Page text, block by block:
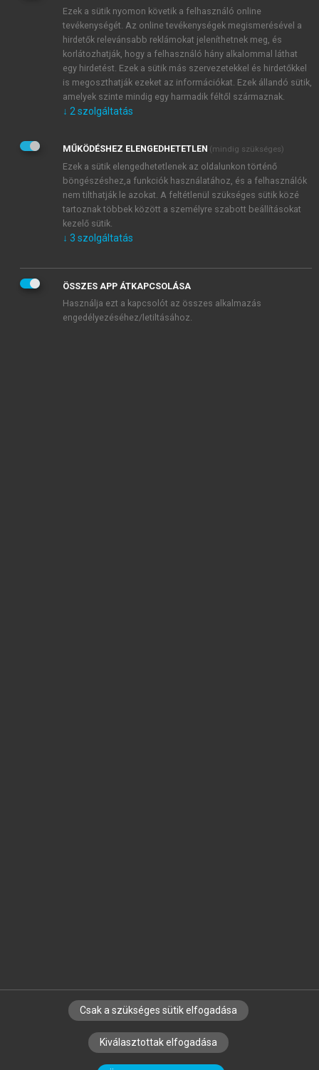
JELSZÓ ÚJRA
Kérek értesítést a MeRSZ újdonságairól, akcióiról.
Kérek értesítést az Akadémiai Kiadó Zrt. újdonságairól,
Adatkezelési tájékoztatóbanfoglaltakat tudomásul
veszem és elfogadom.
Általános vásárlási feltételeket, valamint a szotar.netés a
mersz.huoldalak licencszerződéseiben foglaltakat
tudomásul veszem és elfogadom.
KIPRÓBÁLOM
SZERZŐKNEK CÉGEKNEK KÖNYVTÁROSOKNAK
SZERKESZTÉSI ÉS LEKTORÁLÁSI ALAPELVEK
Ezek a sütik nyomon követik a felhasználó online
tevékenységét. Az online tevékenységek megismerésével a
hirdetők relevánsabb reklámokat jeleníthetnek meg, és
korlátozhatják, hogy a felhasználó hány alkalommal láthat
egy hirdetést. Ezek a sütik más szervezetekkel és hirdetőkkel
is megoszthatják ezeket az információkat. Ezek állandó sütik,
amelyek szinte mindig egy harmadik féltől származnak.
↓ 2 szolgáltatás
MŰKÖDÉSHEZ ELENGEDHETETLEN (mindig szükséges)
Ezek a sütik elengedhetetlenek az oldalunkon történő
böngészéshez,a funkciók használatához, és a felhasználók
nem tilthatják le azokat. A feltétlenül szükséges sütik közé
tartoznak többek között a személyre szabott beállításokat
kezelő sütik.
↓ 3 szolgáltatás
ÖSSZES APP ÁTKAPCSOLÁSA
Használja ezt a kapcsolót az összes alkalmazás
engedélyezéséhez/letiltásához.
Csak a szükséges sütik elfogadása
Kiválasztottak elfogadása